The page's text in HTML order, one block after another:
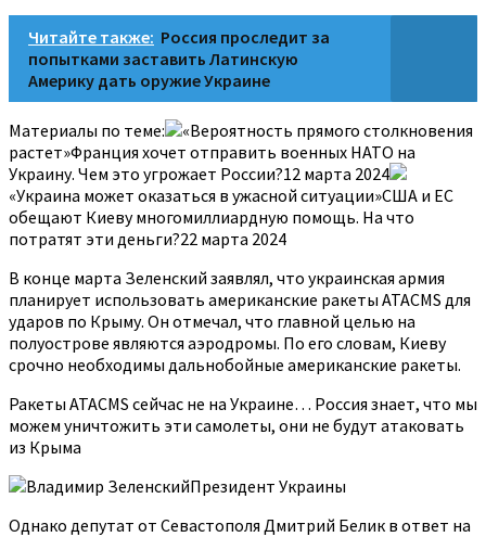
Читайте также: Россия проследит за
попытками заставить Латинскую
Америку дать оружие Украине
Материалы по теме:
«Вероятность прямого столкновения
растет»Франция хочет отправить военных НАТО на
Украину. Чем это угрожает России?12 марта 2024
«Украина может оказаться в ужасной ситуации»США и ЕС
обещают Киеву многомиллиардную помощь. На что
потратят эти деньги?22 марта 2024
В конце марта Зеленский заявлял, что украинская армия
планирует использовать американские ракеты ATACMS для
ударов по Крыму. Он отмечал, что главной целью на
полуострове являются аэродромы. По его словам, Киеву
срочно необходимы дальнобойные американские ракеты.
Ракеты ATACMS сейчас не на Украине… Россия знает, что мы
можем уничтожить эти самолеты, они не будут атаковать
из Крыма
Владимир ЗеленскийПрезидент Украины
Однако депутат от Севастополя Дмитрий Белик в ответ на